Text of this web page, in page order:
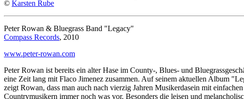
© Karsten Rube
Peter Rowan & Bluegrass Band "Legacy"
Compass Records, 2010
www.peter-rowan.com
Peter Rowan ist bereits ein alter Hase im County-, Blues- und
eine Zeit lang mit Flaco Jimenez zusammen. Auf seinem aktuellen Album
zeigt Rowan, dass man auch nach vierzig Jahren Musikerdasein mit
Countrymusikern immer noch was vor. Besonders die leisen und